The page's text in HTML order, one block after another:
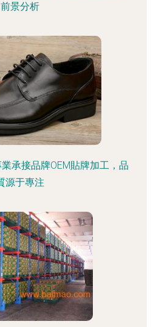
前景分析
承接品牌OEM貼牌加工，品
源于專注